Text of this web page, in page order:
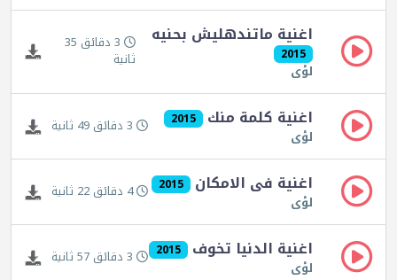
اغنية ماتندهليش بحنيه
2015
لؤى
3 دقائق 35
ثانية
اغنية كلمة منك 2015
لؤى 3 دقائق 49 ثانية
اغنية فى الامكان 2015
لؤى 4 دقائق 22 ثانية
اغنية الدنيا تخوف 2015
لؤى 3 دقائق 57 ثانية